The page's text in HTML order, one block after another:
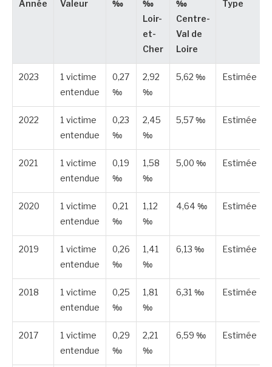
Année Valeur ‰
‰
Loir-
et-
Cher
‰
Centre-
Val de
Loire
Type
2023
1 victime
entendue
0,27
‰
2,92
‰
5,62 ‰ Estimée
2022
1 victime
entendue
0,23
‰
2,45
‰
5,57 ‰ Estimée
2021
1 victime
entendue
0,19
‰
1,58
‰
5,00 ‰ Estimée
2020
1 victime
entendue
0,21
‰
1,12
‰
4,64 ‰ Estimée
2019
1 victime
entendue
0,26
‰
1,41
‰
6,13 ‰ Estimée
2018
1 victime
entendue
0,25
‰
1,81
‰
6,31 ‰ Estimée
2017
1 victime
entendue
0,29
‰
2,21
‰
6,59 ‰ Estimée